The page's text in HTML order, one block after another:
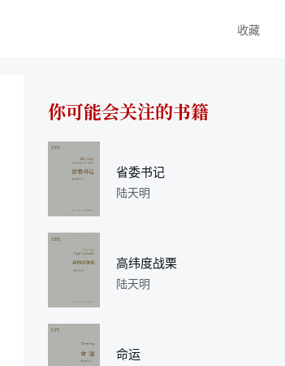
收藏
你可能会关注的书籍
省委书记
陆天明
高纬度战栗
陆天明
命运